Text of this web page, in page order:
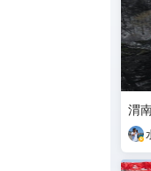
渭